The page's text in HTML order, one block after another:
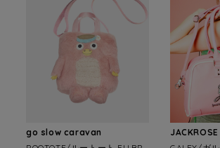
go slow caravan
JACKROSE